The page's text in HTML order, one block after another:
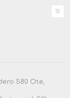
580 Ote,